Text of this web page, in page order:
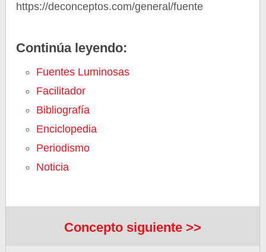
https://deconceptos.com/general/fuente
Continúa leyendo:
Fuentes Luminosas
Facilitador
Bibliografía
Enciclopedia
Periodismo
Noticia
Concepto siguiente >>